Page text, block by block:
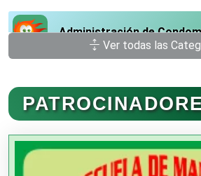
Administración de
Administración de
Agencias Aduanales
Ver todas las